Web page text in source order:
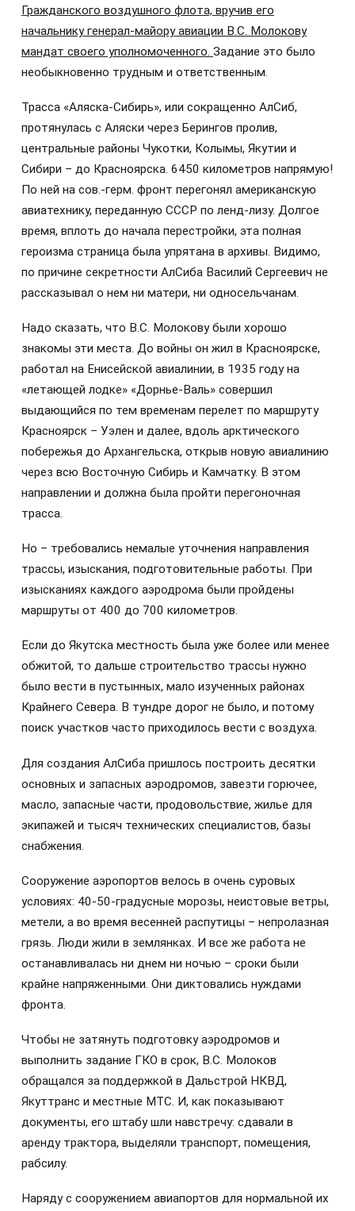
Гражданского воздушного флота, вручив его
начальнику генерал-майору авиации В.С. Молокову
мандат своего уполномоченного. Задание это было
необыкновенно трудным и ответственным.
Трасса «Аляска-Сибирь», или сокращенно АлСиб,
протянулась с Аляски через Берингов пролив,
центральные районы Чукотки, Колымы, Якутии и
Сибири – до Красноярска. 6450 километров напрямую!
По ней на сов.-герм. фронт перегонял американскую
авиатехнику, переданную СССР по ленд-лизу. Долгое
время, вплоть до начала перестройки, эта полная
героизма страница была упрятана в архивы. Видимо,
по причине секретности АлСиба Василий Сергеевич не
рассказывал о нем ни матери, ни односельчанам.
Надо сказать, что В.С. Молокову были хорошо
знакомы эти места. До войны он жил в Красноярске,
работал на Енисейской авиалинии, в 1935 году на
«летающей лодке» «Дорнье-Валь» совершил
выдающийся по тем временам перелет по маршруту
Красноярск – Уэлен и далее, вдоль арктического
побережья до Архангельска, открыв новую авиалинию
через всю Восточную Сибирь и Камчатку. В этом
направлении и должна была пройти перегоночная
трасса.
Но – требовались немалые уточнения направления
трассы, изыскания, подготовительные работы. При
изысканиях каждого аэродрома были пройдены
маршруты от 400 до 700 километров.
Если до Якутска местность была уже более или менее
обжитой, то дальше строительство трассы нужно
было вести в пустынных, мало изученных районах
Крайнего Севера. В тундре дорог не было, и потому
поиск участков часто приходилось вести с воздуха.
Для создания АлСиба пришлось построить десятки
основных и запасных аэродромов, завезти горючее,
масло, запасные части, продовольствие, жилье для
экипажей и тысяч технических специалистов, базы
снабжения.
Сооружение аэропортов велось в очень суровых
условиях: 40-50-градусные морозы, неистовые ветры,
метели, а во время весенней распутицы – непролазная
грязь. Люди жили в землянках. И все же работа не
останавливалась ни днем ни ночью – сроки были
крайне напряженными. Они диктовались нуждами
фронта.
Чтобы не затянуть подготовку аэродромов и
выполнить задание ГКО в срок, В.С. Молоков
обращался за поддержкой в Дальстрой НКВД,
Якуттранс и местные МТС. И, как показывают
документы, его штабу шли навстречу: сдавали в
аренду трактора, выделяли транспорт, помещения,
рабсилу.
Наряду с сооружением авиапортов для нормальной их